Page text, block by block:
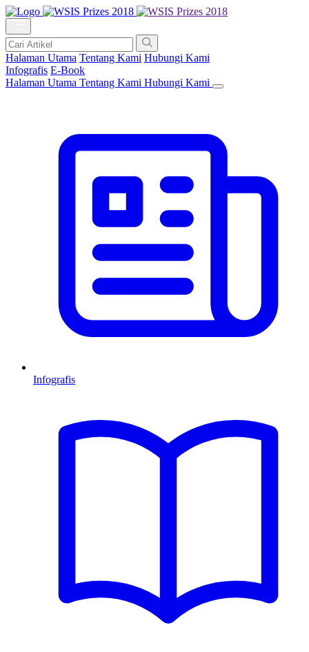
Halaman Utama Tentang Kami Hubungi Kami
Infografis E-Book
Halaman Utama Tentang Kami Hubungi Kami
Infografis